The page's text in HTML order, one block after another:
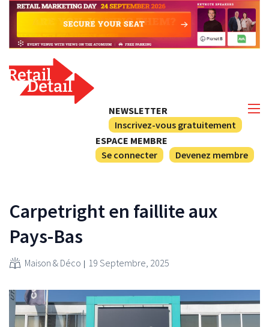
NEWSLETTER
Inscrivez-vous gratuitement
ESPACE MEMBRE
Se connecter
Devenez membre
Carpetright en faillite aux
Pays-Bas
Maison & Déco 19 Septembre, 2025